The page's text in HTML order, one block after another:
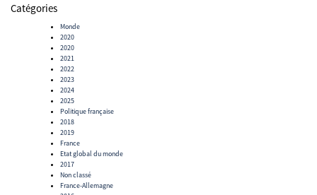
Catégories
Monde
2020
2020
2021
2022
2023
2024
2025
Politique française
2018
2019
France
Etat global du monde
2017
Non classé
France-Allemagne